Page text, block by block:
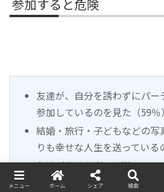
参加すると危険
友達が、自分を誘わずにパー
参加しているのを見た（59％）
結婚・旅行・子どもなどの写
りも幸せな人生を送っている
友達が休日を楽しく送ってい
（45％）
メニュー ホーム シェア 検索